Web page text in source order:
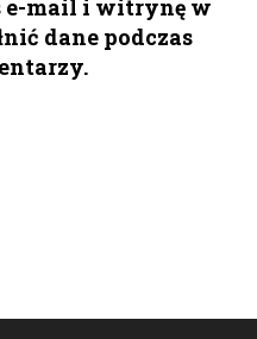
e-mail i witrynę w
dane podczas